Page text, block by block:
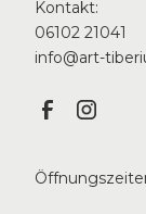
Kontakt:
06102 21041
info@art-